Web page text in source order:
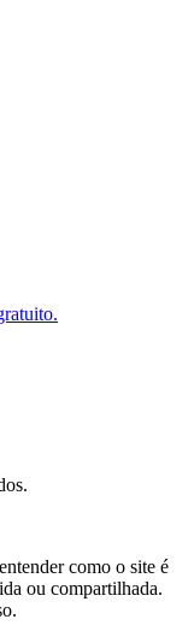
como o site é
ou compartilhada.